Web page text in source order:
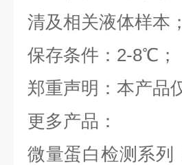
清及相关液体样本；
保存条件：2-8℃；
郑重声明：本产品
更多产品：
微量蛋白检测系列